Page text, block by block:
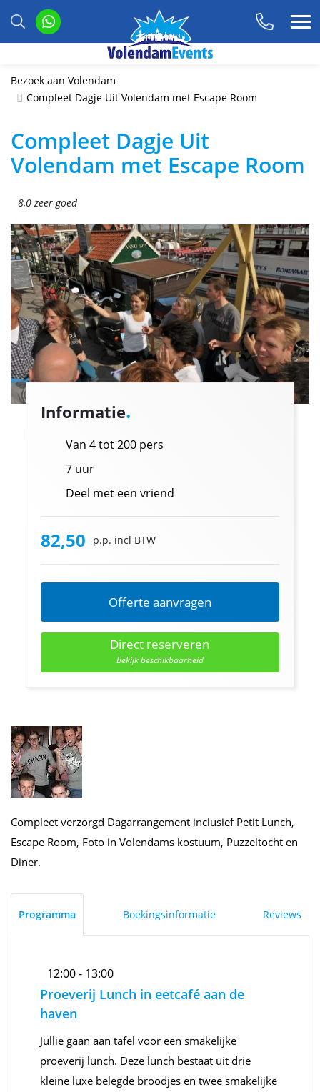
Bezoek aan Volendam
Compleet Dagje Uit Volendam met Escape Room
Compleet Dagje Uit
Volendam met Escape Room
8,0 zeer goed
Informatie.
Van 4 tot 200 pers
7 uur
Deel met een vriend
82,50 p.p. incl BTW
Offerte aanvragen
Direct reserveren
Bekijk beschikbaarheid
Compleet verzorgd Dagarrangement inclusief Petit Lunch,
Escape Room, Foto in Volendams kostuum, Puzzeltocht en
Diner.
Programma Boekingsinformatie Reviews
12:00 - 13:00
Proeverij Lunch in eetcafé aan de
haven
Jullie gaan aan tafel voor een smakelijke
proeverij lunch. Deze lunch bestaat uit drie
kleine luxe belegde broodjes en twee smakelijke